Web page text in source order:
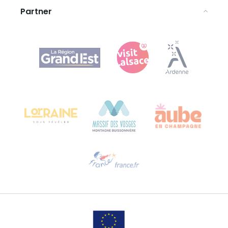
Agence Régionale du Tourisme Grand Est
Bureau de Colmar (sede operativa)
Contattaci per e-mail
Partner